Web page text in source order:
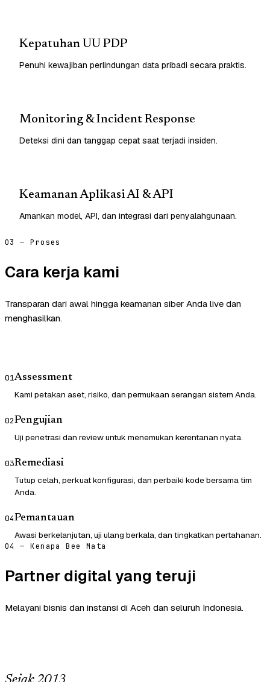
Kepatuhan UU PDP
Penuhi kewajiban perlindungan data pribadi secara praktis.
Monitoring & Incident Response
Deteksi dini dan tanggap cepat saat terjadi insiden.
Keamanan Aplikasi AI & API
Amankan model, API, dan integrasi dari penyalahgunaan.
03 — Proses
Cara kerja kami
Transparan dari awal hingga keamanan siber Anda live dan
menghasilkan.
01Assessment
Kami petakan aset, risiko, dan permukaan serangan sistem Anda.
02Pengujian
Uji penetrasi dan review untuk menemukan kerentanan nyata.
03Remediasi
Tutup celah, perkuat konfigurasi, dan perbaiki kode bersama tim
Anda.
04Pemantauan
Awasi berkelanjutan, uji ulang berkala, dan tingkatkan pertahanan.
04 — Kenapa Bee Mata
Partner digital yang teruji
Melayani bisnis dan instansi di Aceh dan seluruh Indonesia.